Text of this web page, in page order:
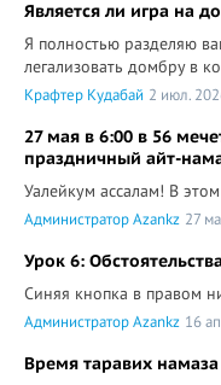
Является ли игра на
Я полностью разделяю
легализовать домбру в
Крафтер Кудабай 2 июл.
27 мая в 6:00 в 56
праздничный айт-
Уалейкум ассалам! В
Администратор Azankz 27
Урок 6:
Синяя кнопка в правом
Администратор Azankz 16
Время таравих намаза